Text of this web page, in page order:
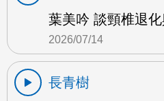
葉美吟 談頸椎退
2026/07/14
長青樹